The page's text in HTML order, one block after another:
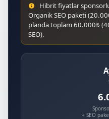
Hibrit fiyatlar
Organik SEO paketi
planda toplam 60.000₺
SEO).
+ SEO